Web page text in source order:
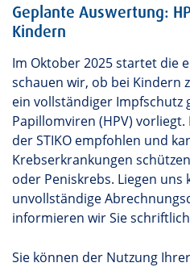
Geplante Auswertung:
Kindern
Im Oktober 2025 startet die
schauen wir, ob bei Kindern
ein vollständiger Impfschutz
Papillomviren (HPV)
der STIKO empfohlen und
Krebserkrankungen
oder Peniskrebs. Liegen uns
unvollständige
informieren wir Sie
Sie können der Nutzung